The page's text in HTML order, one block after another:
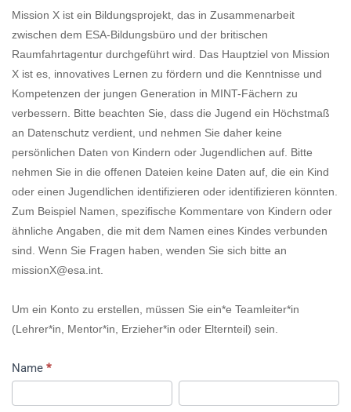
Mission X ist ein Bildungsprojekt, das in Zusammenarbeit
zwischen dem ESA-Bildungsbüro und der britischen
Raumfahrtagentur durchgeführt wird. Das Hauptziel von Mission
X ist es, innovatives Lernen zu fördern und die Kenntnisse und
Kompetenzen der jungen Generation in MINT-Fächern zu
verbessern. Bitte beachten Sie, dass die Jugend ein Höchstmaß
an Datenschutz verdient, und nehmen Sie daher keine
persönlichen Daten von Kindern oder Jugendlichen auf. Bitte
nehmen Sie in die offenen Dateien keine Daten auf, die ein Kind
oder einen Jugendlichen identifizieren oder identifizieren könnten.
Zum Beispiel Namen, spezifische Kommentare von Kindern oder
ähnliche Angaben, die mit dem Namen eines Kindes verbunden
sind. Wenn Sie Fragen haben, wenden Sie sich bitte an
missionX@esa.int.
Um ein Konto zu erstellen, müssen Sie ein*e Teamleiter*in
(Lehrer*in, Mentor*in, Erzieher*in oder Elternteil) sein.
Name *